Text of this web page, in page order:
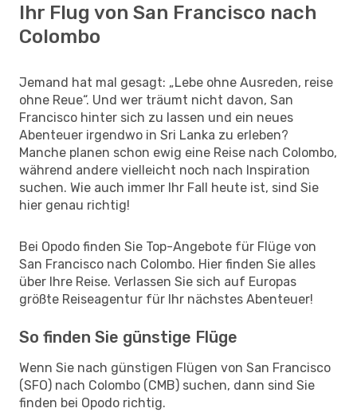
Ihr Flug von San Francisco nach
Colombo
Jemand hat mal gesagt: „Lebe ohne Ausreden, reise
ohne Reue“. Und wer träumt nicht davon, San
Francisco hinter sich zu lassen und ein neues
Abenteuer irgendwo in Sri Lanka zu erleben?
Manche planen schon ewig eine Reise nach Colombo,
während andere vielleicht noch nach Inspiration
suchen. Wie auch immer Ihr Fall heute ist, sind Sie
hier genau richtig!
Bei Opodo finden Sie Top-Angebote für Flüge von
San Francisco nach Colombo. Hier finden Sie alles
über Ihre Reise. Verlassen Sie sich auf Europas
größte Reiseagentur für Ihr nächstes Abenteuer!
So finden Sie günstige Flüge
Wenn Sie nach günstigen Flügen von San Francisco
(SFO) nach Colombo (CMB) suchen, dann sind Sie
finden bei Opodo richtig.